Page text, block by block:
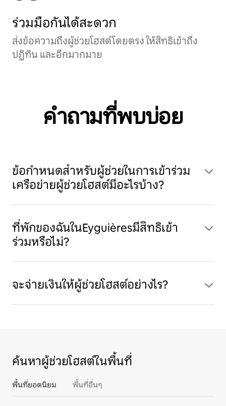
ร่วมมือกันได้สะดวก
ส่งข้อความถึงผู้ช่วยโฮสต์โดยตรง ให้สิทธิเข้าถึง
ปฏิทิน และอีกมากมาย
คำถามที่พบบ่อย
ข้อกำหนดสำหรับผู้ช่วยในการเข้าร่วม
เครือข่ายผู้ช่วยโฮสต์มีอะไรบ้าง?
ที่พักของฉันในEyguièresมีสิทธิเข้า
ร่วมหรือไม่?
จะจ่ายเงินให้ผู้ช่วยโฮสต์อย่างไร?
ค้นหาผู้ช่วยโฮสต์ในพื้นที่
พื้นที่ยอดนิยม พื้นที่อื่นๆ